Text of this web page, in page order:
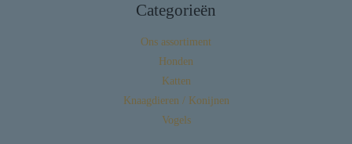
Categorieën
Ons assortiment
Honden
Katten
Knaagdieren / Konijnen
Vogels